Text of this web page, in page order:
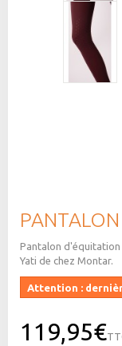
Pantalon
Yati de chez Montar.
Attention :
119,95€